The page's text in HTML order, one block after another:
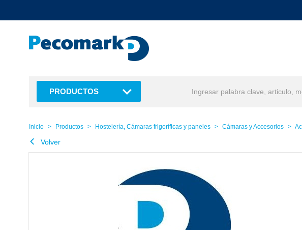
PRODUCTOS
Inicio Productos Hostelería, Cámaras frigoríficas y paneles Cámaras y Accesorios
Volver